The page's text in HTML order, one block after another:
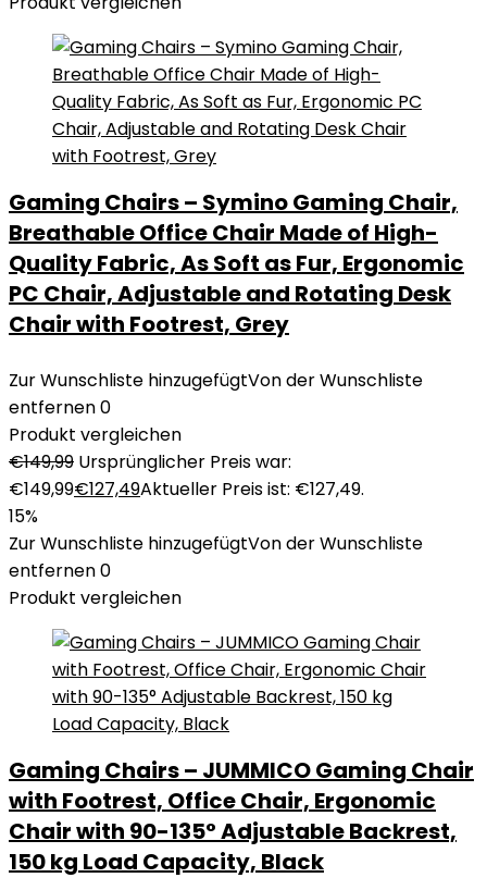
Gaming Chairs – Symino Gaming Chair,
Breathable Office Chair Made of High-
Quality Fabric, As Soft as Fur, Ergonomic
PC Chair, Adjustable and Rotating Desk
Chair with Footrest, Grey
Zur Wunschliste hinzugefügtVon der Wunschliste
entfernen0
Produkt vergleichen
€149,99 Ursprünglicher Preis war:
€149,99€127,49Aktueller Preis ist: €127,49.
15%
Zur Wunschliste hinzugefügtVon der Wunschliste
entfernen0
Produkt vergleichen
Gaming Chairs – JUMMICO Gaming Chair
with Footrest, Office Chair, Ergonomic
Chair with 90-135° Adjustable Backrest,
150 kg Load Capacity, Black